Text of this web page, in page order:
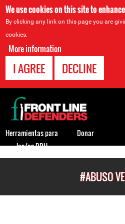
We use cookies on this site to
By clicking any link on this page you are
cookies.
More information
I AGREE DECLINE
#ABUSO
Back
to
top
Herramientas para
los/as DDH
Donar